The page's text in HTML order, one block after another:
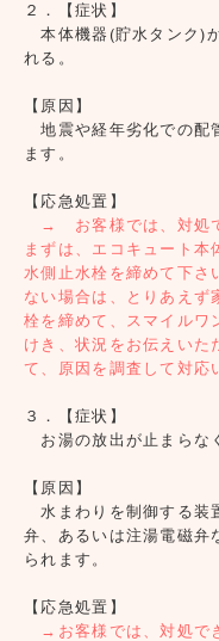
２．【症状】
本体機器(貯水タンク)
れる。
【原因】
地震や経年劣化での配
ます。
【応急処置】
→ お客様では、対処
まずは、エコキュート本
水側止水栓を締めて下さ
ない場合は、とりあえず
栓を締めて、スマイルワ
けき、状況をお伝えいた
て、原因を調査して対応
３．【症状】
お湯の放出が止まらな
【原因】
水まわりを制御する装
弁、あるいは注湯電磁弁
られます。
【応急処置】
→お客様では、対処で